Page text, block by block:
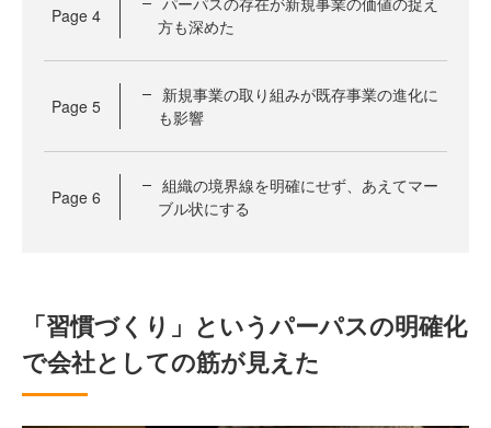
Page 4
方も深めた
Page 5
新規事業の取り組みが既存事業の進化に
も影響
Page 6
組織の境界線を明確にせず、あえてマー
ブル状にする
「習慣づくり」というパーパスの明確化
で会社としての筋が見えた